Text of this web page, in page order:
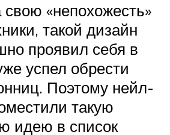
«непохожесть»
такой дизайн
проявил себя в
успел обрести
Поэтому нейл-
такую
идею в список